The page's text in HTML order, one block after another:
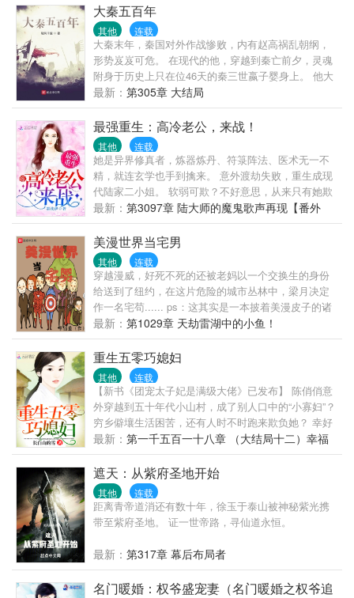
大秦五百年
其他 连载
大秦末年，秦国对外作战惨败，内有赵高祸乱朝纲，
形势岌岌可危。 在现代的他，穿越到秦亡前夕，灵魂
附身于历史上只在位46天的秦三世嬴子婴身上。 他大
声疾呼：我绝不能让历史重演！我要延续大秦国祚五
百年！ 欢迎喜欢本书的读者们加入QQ群:1083957162
最新： 第305章 大结局
最强重生：高冷老公，来战！
其他 连载
她是异界修真者，炼器炼丹、符箓阵法、医术无一不
精，就连玄学也手到擒来。 意外渡劫失败，重生成现
代陆家二小姐。 软弱可欺？不好意思，从来只有她欺
负别人的份！ 渣父联合小三让她与母亲净身出户？那
她便让他们一无所有！ 有人找茬？没关系，随手就给
出一个倒霉套餐，让他们没空找茬。 于是重生而来的
陆大师很忙，不是绘制灵符、炼制丹药、熬制美容膏
等，就是在打脸踹渣的道路上。 至于那个风华绝代的
男人，嗯……看在男人把整个人送给她的份上，那她
就收下好了。 【现代架空，男强女强，爽爆无虐无误
会文，男女主身心干净（划重点）】
最新： 第3097章 陆大师的魔鬼歌声再现【番外
完】
美漫世界当宅男
其他 连载
穿越漫威，好死不死的还被老妈以一个交换生的身份
给送到了纽约，在这片危险的城市丛林中，梁月决定
作一名宅苟...... ps：这其实是一本披着美漫皮子的诸
天穿越文。 ps.1：美漫世界作为主世界，诸天世界下
副本... Ps.2：一切从MC开始...
最新： 第1029章 天劫雷湖中的小鱼！
重生五零巧媳妇
其他 连载
【新书《团宠太子妃是满级大佬》已发布】 陈俏俏意
外穿越到五十年代小山村，成了别人口中的“小寡妇”？
穷乡僻壤生活困苦，还有人时不时跑来欺负她？ 幸好
有位面商店兑换系统随身，缺衣少食的年代，她一样
可以过得精彩。 系统在手，天下我有，看谁不服？不
服盘他。 可是这突然冒出来的帅哥你是谁？为啥挡在
我家门口？ 某帅哥盯着眼前的小媳妇，“我是你男人，
你身后俩娃的爹。” 俩萌娃，“我爹早死了，你别想冒
充。”
最新： 第一千五百一十八章 （大结局十二）幸福
圆满
遮天：从紫府圣地开始
其他 连载
距离青帝道消还有数十年，徐玉于泰山被神秘紫光携
带至紫府圣地。 证一世帝路，寻仙道永恒。
最新： 第317章 幕后布局者
名门暖婚：权爷盛宠妻（名门暖婚之权爷追